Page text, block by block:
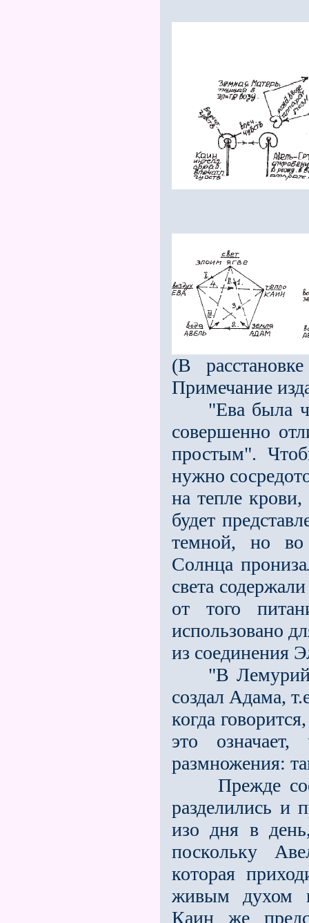
(В
Примечание
"Ева была
совершенно
простым".
нужно
на тепле крови,
будет
темной, но во
Солнца
света
от того
использовано
из соединения
"В
создал Адама,
когда
это
размножения:
Прежде
разделились и
изо дня в
поскольку
которая
живым духом
Каин же